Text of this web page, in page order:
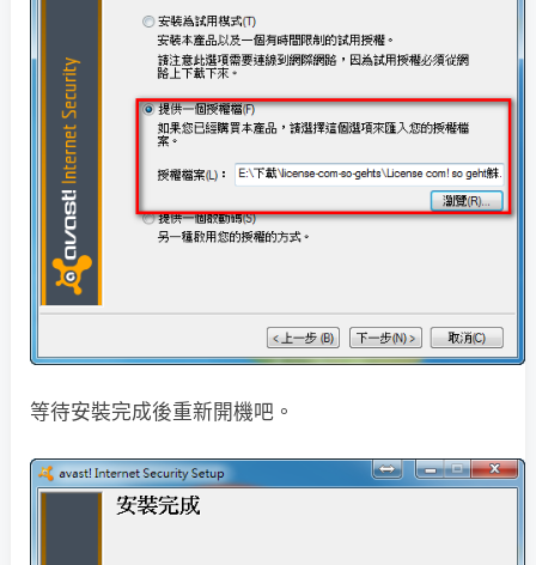
等待安裝完成後重新開機吧。